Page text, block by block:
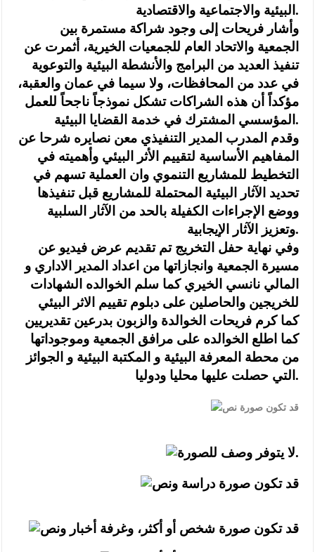
البيئية والاجتماعية والاقتصادية.
وأشار فريحات إلى وجود شراكة مستمرة بين
الجمعية والاتحاد العام للجمعيات الخيرية، أثمرت عن
تنفيذ العديد من البرامج والأنشطة البيئية والتوعوية
في عدد من المحافظات، ولا سيما في عمان والعقبة،
مؤكداً أن هذه الشراكات تشكل نموذجاً ناجحاً للعمل
المؤسسي المشترك في خدمة القضايا البيئية.
وقدم المدرب المدير التنفيذي معن نصايره شرحا عن
المفاهيم الأساسية لتقييم الأثر البيئي وأهميته في
التخطيط للمشاريع التنموي وان العملية تسهم في
تحديد الآثار البيئية المحتملة للمشاريع قبل تنفيذها
ووضع الإجراءات الكفيلة بالحد من الآثار السلبية
وتعزيز الآثار الإيجابية.
وفي نهاية حفل التخريج تم تقديم عرض فيديو عن
مسيرة الجمعية وانجازاتها من اعداد المدير الاداري و
المالي نانسي الخيري كما سلم الخوالده الشهادات
للخريجين والحاصلين على دبلوم تقييم الاثر البيئي
كما كرم فريحات الخوالدة والزبون بدرعين تقديريين
كما اطلع الخوالده على مرافق الجمعية وموجوداتها
من محطة المعرفة البيئية و المكتبة البيئية و الجوائز
التي حصلت عليها محليا ودوليا.